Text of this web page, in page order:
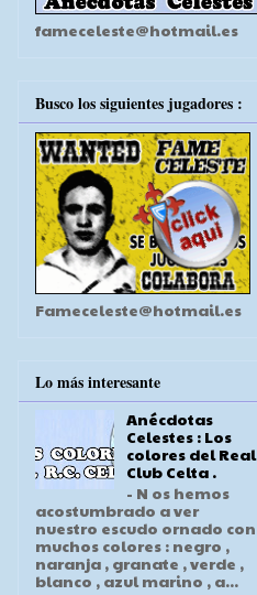
fameceleste@hotmail.es
Busco los siguientes jugadores :
Fameceleste@hotmail.es
Lo más interesante
Anécdotas
Celestes : Los
colores del Real
Club Celta .
- N os hemos
acostumbrado a ver
nuestro escudo ornado con
muchos colores : negro ,
naranja , granate , verde ,
blanco , azul marino , a...